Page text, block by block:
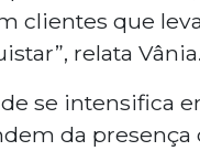
clientes que
relata Vânia.
se intensifica
da presença